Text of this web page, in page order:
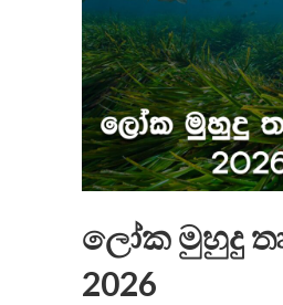
ලෝක මුහුදු
2026